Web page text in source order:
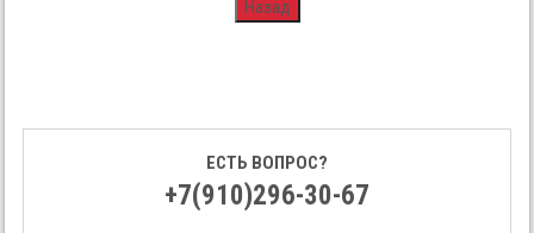
ЕСТЬ ВОПРОС?
+7(910)296-30-67